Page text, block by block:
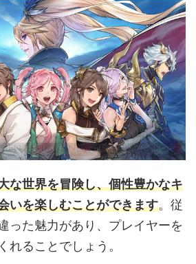
な世界を冒険し、個性豊かなキ
いを楽しむことができます。従
った魅力があり、プレイヤーを
れることでしょう。